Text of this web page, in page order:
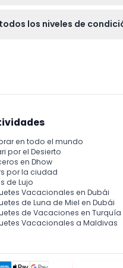
los niveles de
en todo el mundo
por el Desierto
en Dhow
por la ciudad
de Lujo
Vacacionales en Dubái
de Luna de Miel en Dubái
de Vacaciones en Turquía
Vacacionales a Maldivas